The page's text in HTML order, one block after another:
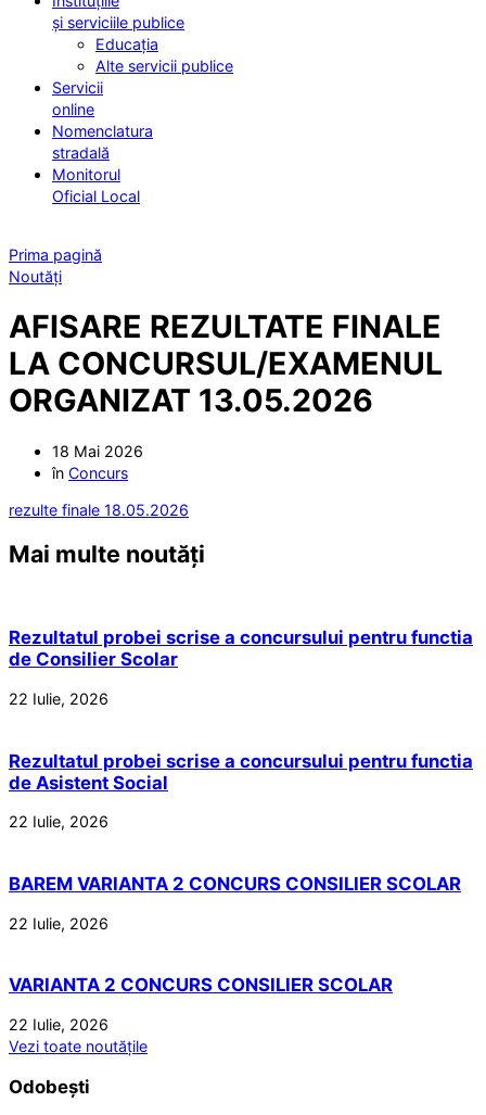
și serviciile publice
Educația
Alte servicii publice
Servicii
online
Nomenclatura
stradală
Monitorul
Oficial Local
Prima pagină
Noutăți
AFISARE REZULTATE FINALE
LA CONCURSUL/EXAMENUL
ORGANIZAT 13.05.2026
18 Mai 2026
în Concurs
rezulte finale 18.05.2026
Mai multe noutăți
Rezultatul probei scrise a concursului pentru functia
de Consilier Scolar
22 Iulie, 2026
Rezultatul probei scrise a concursului pentru functia
de Asistent Social
22 Iulie, 2026
BAREM VARIANTA 2 CONCURS CONSILIER SCOLAR
22 Iulie, 2026
VARIANTA 2 CONCURS CONSILIER SCOLAR
22 Iulie, 2026
Vezi toate noutățile
Odobești